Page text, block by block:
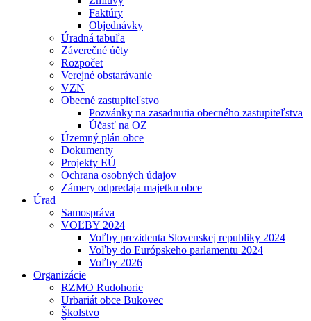
Faktúry
Objednávky
Úradná tabuľa
Záverečné účty
Rozpočet
Verejné obstarávanie
VZN
Obecné zastupiteľstvo
Pozvánky na zasadnutia obecného zastupiteľstva
Účasť na OZ
Územný plán obce
Dokumenty
Projekty EÚ
Ochrana osobných údajov
Zámery odpredaja majetku obce
Úrad
Samospráva
VOĽBY 2024
Voľby prezidenta Slovenskej republiky 2024
Voľby do Európskeho parlamentu 2024
Voľby 2026
Organizácie
RZMO Rudohorie
Urbariát obce Bukovec
Školstvo